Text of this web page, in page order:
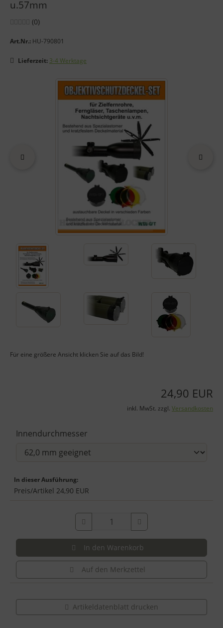
u.57mm
Bewertungen:
(0Bewertungen
)
Art.Nr.: HU-790801
Lieferzeit: 3-4 Werktage
Wenn mehr als ein Produktbild exitiert, können Sie die
Für eine größere Ansicht klicken Sie auf das Bild!
24,90 EUR
inkl. MwSt. zzgl. Versandkosten
Innendurchmesser
In dieser Ausführung:
Preis/Artikel 24,90 EUR
In den Warenkorb
Auf den Merkzettel
Artikeldatenblatt drucken